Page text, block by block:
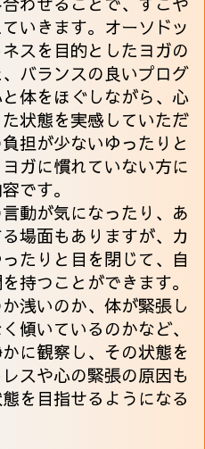
いきます。オーソドッ
スを目的としたヨガの
バランスの良いプログ
体をほぐしながら、心
状態を実感していただ
担が少ないゆったりと
ガに慣れていない方に
です。
動が気になったり、あ
場面もありますが、カ
たりと目を閉じて、自
持つことができます。
浅いのか、体が緊張し
傾いているのかなど、
に観察し、その状態を
スや心の緊張の原因も
を目指せるようになる